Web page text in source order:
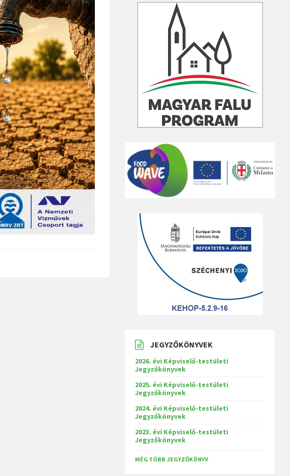
JEGYZŐKÖNYVEK
2026. évi Képviselő-testületi
Jegyzőkönyvek
2025. évi Képviselő-testületi
Jegyzőkönyvek
2024. évi Képviselő-testületi
Jegyzőkönyvek
2023. évi Képviselő-testületi
Jegyzőkönyvek
MÉG TÖBB JEGYZŐKÖNYV